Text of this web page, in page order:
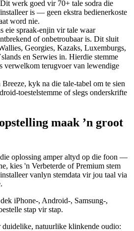
werk goed vir 70+ tale sodra die
is — geen ekstra bedienerkoste
word nie.
eie spraak-enjin vir tale waar
of onbetroubaar is. Dit sluit
Georgies, Kazaks, Luxemburgs,
en Serwies in. Hierdie stemme
verwelkom terugvoer van lewendige
kyk na die tale-tabel om te sien
toestelstemme of slegs onderskrifte
maak ’n groot
oplossing amper altyd op die foon —
kies 'n Verbeterde of Premium stem
vanlyn stemdata vir jou taal via
iPhone-, Android-, Samsung-,
stap vir stap.
duidelike, natuurlike klinkende oudio: